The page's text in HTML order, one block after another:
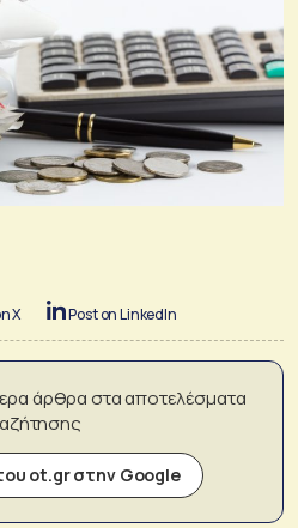
X Post on LinkedIn
άρθρα στα αποτελέσματα
ot.gr στην Google